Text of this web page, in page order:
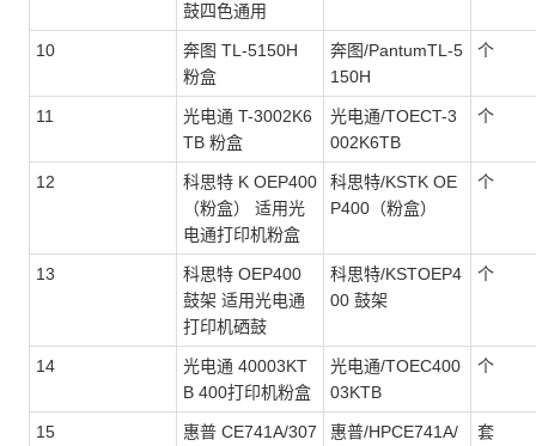
鼓四色通用
10
奔图 TL-5150H
粉盒
奔图/PantumTL-5
150H
个
11
光电通 T-3002K6
TB 粉盒
光电通/TOECT-3
002K6TB
个
12
科思特 K OEP400
（粉盒） 适用光
电通打印机粉盒
科思特/KSTK OE
P400（粉盒）
个
13
科思特 OEP400
鼓架 适用光电通
打印机硒鼓
科思特/KSTOEP4
00 鼓架
个
14
光电通 40003KT
B 400打印机粉盒
光电通/TOEC400
03KTB
个
15
惠普 CE741A/307
惠普/HPCE741A/
套